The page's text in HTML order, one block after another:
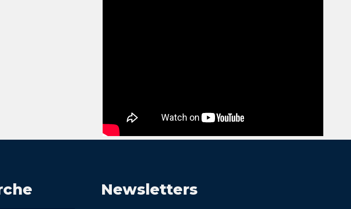
Newsletters